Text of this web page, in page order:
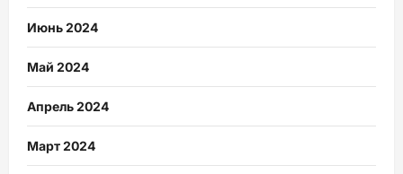
Июнь 2024
Май 2024
Апрель 2024
Март 2024